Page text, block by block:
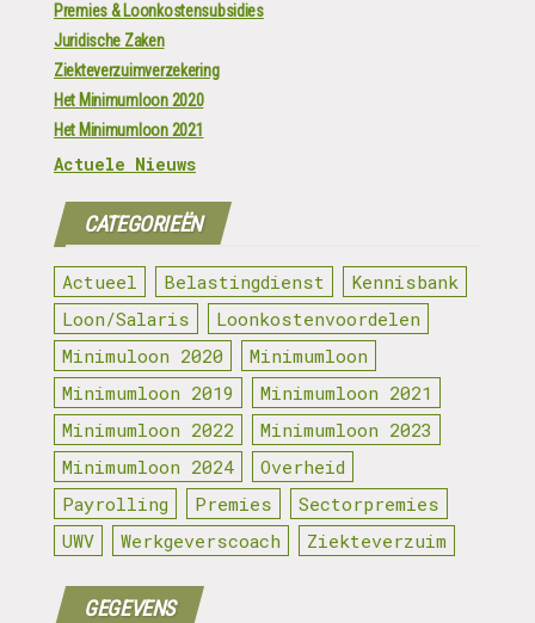
Premies & Loonkostensubsidies
Juridische Zaken
Ziekteverzuimverzekering
Het Minimumloon 2020
Het Minimumloon 2021
Actuele Nieuws
CATEGORIEËN
Actueel Belastingdienst
Kennisbank
Loon/Salaris
Loonkostenvoordelen
Minimuloon 2020
Minimumloon
Minimumloon 2019
Minimumloon 2021
Minimumloon 2022
Minimumloon 2023
Minimumloon 2024
Overheid
Payrolling
Premies
Sectorpremies
UWV
Werkgeverscoach Ziekteverzuim
GEGEVENS